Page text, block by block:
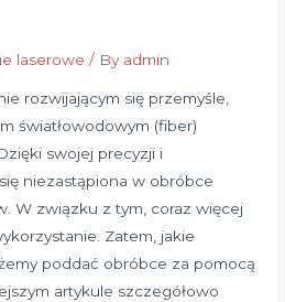
laserowe / By admin
rozwijającym się przemyśle,
światłowodowym (fiber)
swojej precyzji i
niezastąpiona w obróbce
W związku z tym, coraz więcej
Zatem, jakie
poddać obróbce za pomocą
artykule szczegółowo